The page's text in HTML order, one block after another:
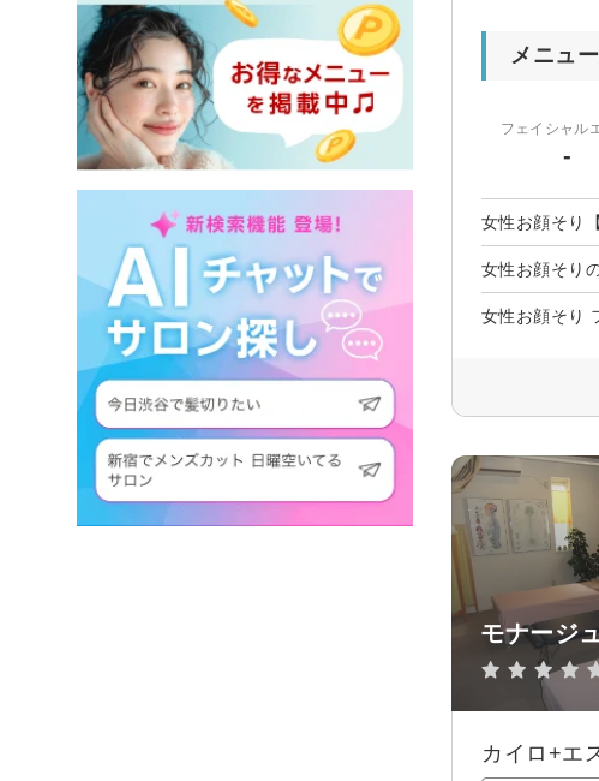
メニュ
フェイシャル
-
女性お顔そり
女性お顔そ
女性お顔そり
モナージ
カイロ+エ